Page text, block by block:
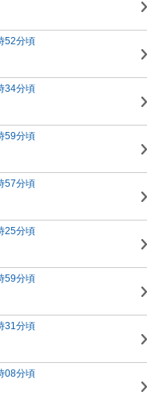
52分頃
34分頃
59分頃
57分頃
25分頃
59分頃
31分頃
08分頃